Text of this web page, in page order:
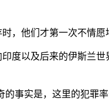
，他们才第一次不情愿
度以及后来的伊斯兰
事实是，这里的犯罪